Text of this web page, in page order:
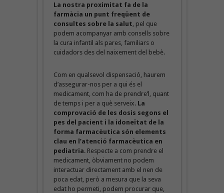
La nostra proximitat fa de la
farmàcia un punt freqüent de
consultes sobre la salut , pel que
podem acompanyar amb consells sobre
la cura infantil als pares, familiars o
cuidadors des del naixement del bebè.
Com en qualsevol dispensació, haurem
d’assegurar-nos per a qui és el
medicament, com ha de prendre’l, quant
de temps i per a què serveix. La
comprovació de les dosis segons el
pes del pacient i la idoneïtat de la
forma farmacèutica són elements
clau en l’atenció farmacèutica en
pediatria. Respecte a com prendre el
medicament, òbviament no podem
interactuar directament amb el nen de
poca edat, però a mesura que la seva
edat ho permeti, podem procurar que,